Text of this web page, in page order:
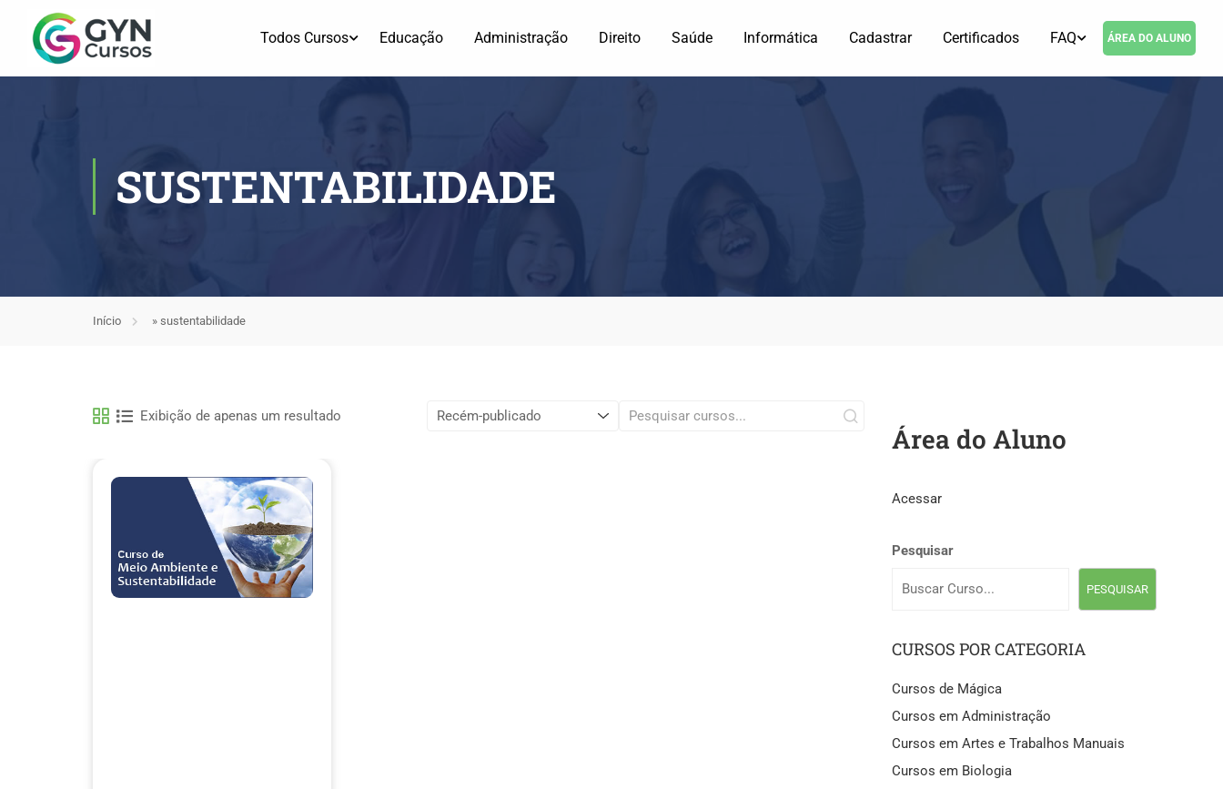
Todos Cursos Educação Administração Direito Saúde Informática Cadastrar Certificados FAQ ÁREA DO ALUNO
SUSTENTABILIDADE
Início » sustentabilidade
Exibição de apenas um resultado
Área do Aluno
Acessar
Pesquisar
PESQUISAR
CURSOS POR CATEGORIA
Cursos de Mágica
Cursos em Administração
Cursos em Artes e Trabalhos Manuais
Cursos em Biologia